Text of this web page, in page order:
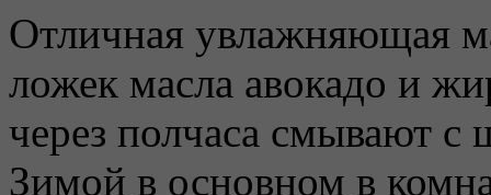
Отличная увлажняющая
ложек масла авокадо и
через полчаса смывают
Зимой в основном в